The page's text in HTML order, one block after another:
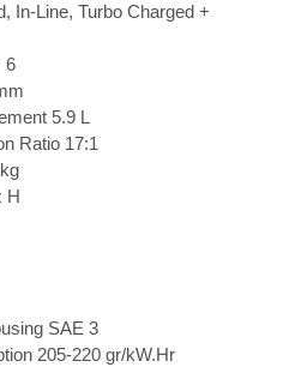
In-Line, Turbo Charged +
6
5.9 L
Ratio 17:1
H
SAE 3
205-220 gr/kW.Hr